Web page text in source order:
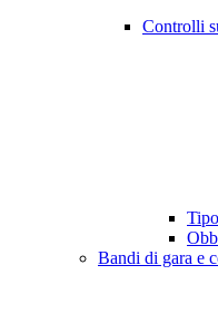
Controlli
Bandi di gara e